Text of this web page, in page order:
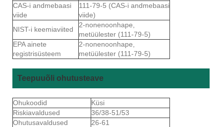
CAS-i andmebaasi
viide
111-79-5 (CAS-i andmebaasi
viide)
NIST-i keemiaviited
2-nonenoonhape,
metüülester (111-79-5)
EPA ainete
registrisüsteem
2-nonenoonhape,
metüülester (111-79-5)
Teepuuõli ohutusteave
Ohukoodid
Küsi
Riskiavaldused
36/38-51/53
Ohutusavaldused
26-61